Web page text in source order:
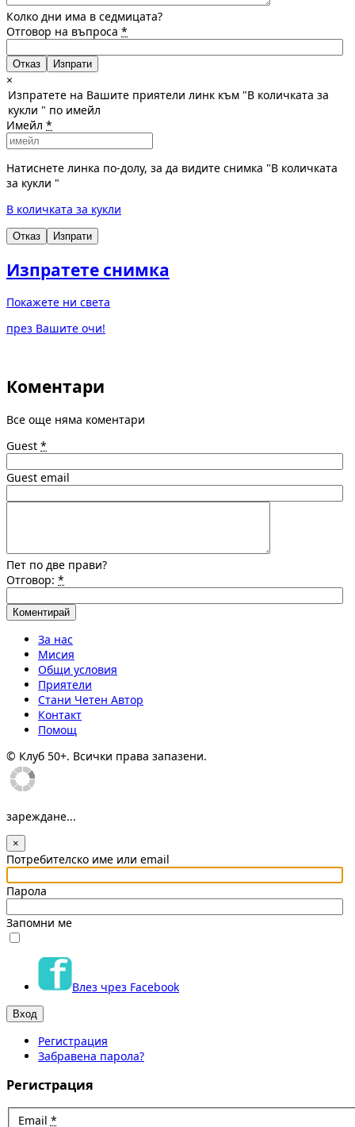
Колко дни има в седмицата?
Отговор на въпроса *
Отказ
×
Изпратете на Вашите приятели линк към "В количката за
кукли " по имейл
Имейл *
Натиснете линка по-долу, за да видите снимка "В количката
за кукли "
В количката за кукли
Отказ Изпрати
Изпратете снимка
Покажете ни света
през Вашите очи!
Коментари
Все още няма коментари
Guest *
Guest email
Пет по две прави?
Отговор: *
За нас
Мисия
Общи условия
Приятели
Стани Четен Автор
Контакт
Помощ
© Клуб 50+. Всички права запазени.
зареждане...
×
Потребителско име или email
Парола
Запомни ме
Влез чрез Facebook
Регистрация
Забравена парола?
Регистрация
Email *